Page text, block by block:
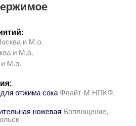
и М.о.
и М.о.
и М.о.
отжима сока Флайт-М НПКФ,
ножевая Воплощение,